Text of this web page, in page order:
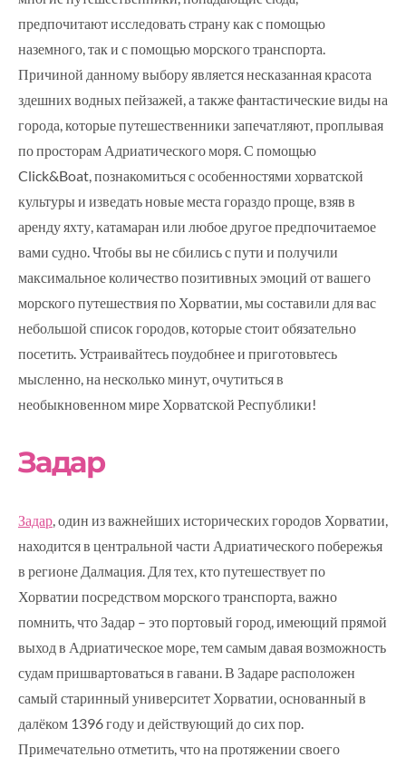
предпочитают исследовать страну как с помощью
наземного, так и с помощью морского транспорта.
Причиной данному выбору является несказанная красота
здешних водных пейзажей, а также фантастические виды на
города, которые путешественники запечатляют, проплывая
по просторам Адриатического моря. С помощью
Click&Boat, познакомиться с особенностями хорватской
культуры и изведать новые места гораздо проще, взяв в
аренду яхту, катамаран или любое другое предпочитаемое
вами судно. Чтобы вы не сбились с пути и получили
максимальное количество позитивных эмоций от вашего
морского путешествия по Хорватии, мы составили для вас
небольшой список городов, которые стоит обязательно
посетить. Устраивайтесь поудобнее и приготовьтесь
мысленно, на несколько минут, очутиться в
необыкновенном мире Хорватской Республики!
Задар
Задар, один из важнейших исторических городов Хорватии,
находится в центральной части Адриатического побережья
в регионе Далмация. Для тех, кто путешествует по
Хорватии посредством морского транспорта, важно
помнить, что Задар – это портовый город, имеющий прямой
выход в Адриатическое море, тем самым давая возможность
судам пришвартоваться в гавани. В Задаре расположен
самый старинный университет Хорватии, основанный в
далёком 1396 году и действующий до сих пор.
Примечательно отметить, что на протяжении своего